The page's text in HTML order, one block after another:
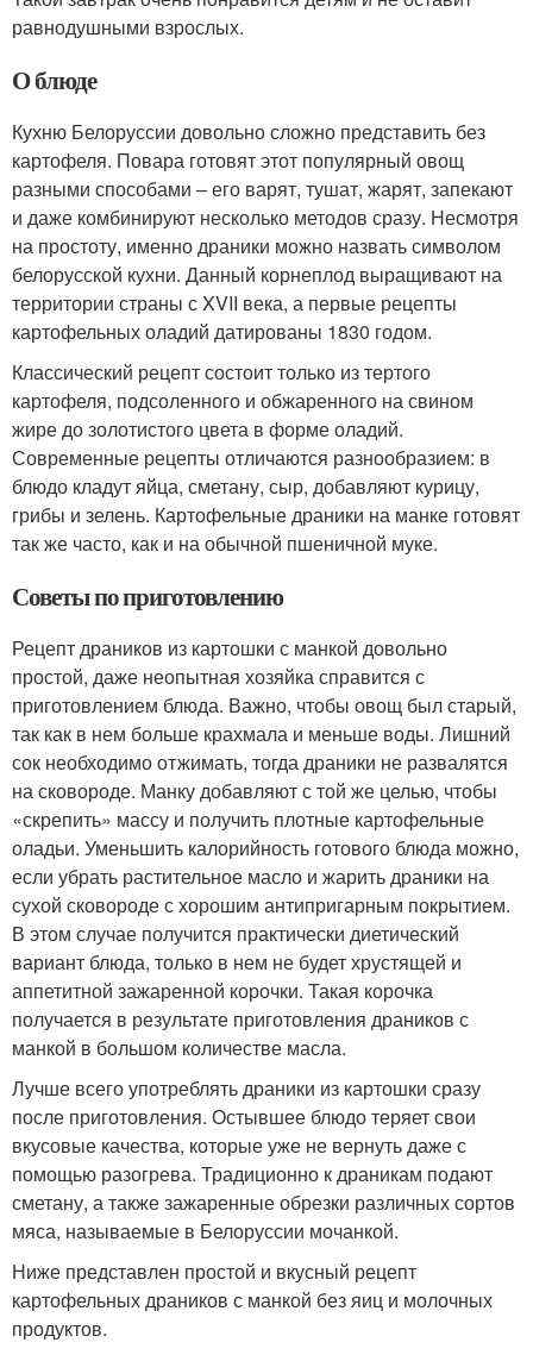
равнодушными взрослых.
О блюде
Кухню Белоруссии довольно сложно представить без
картофеля. Повара готовят этот популярный овощ
разными способами – его варят, тушат, жарят, запекают
и даже комбинируют несколько методов сразу. Несмотря
на простоту, именно драники можно назвать символом
белорусской кухни. Данный корнеплод выращивают на
территории страны с XVII века, а первые рецепты
картофельных оладий датированы 1830 годом.
Классический рецепт состоит только из тертого
картофеля, подсоленного и обжаренного на свином
жире до золотистого цвета в форме оладий.
Современные рецепты отличаются разнообразием: в
блюдо кладут яйца, сметану, сыр, добавляют курицу,
грибы и зелень. Картофельные драники на манке готовят
так же часто, как и на обычной пшеничной муке.
Советы по приготовлению
Рецепт драников из картошки с манкой довольно
простой, даже неопытная хозяйка справится с
приготовлением блюда. Важно, чтобы овощ был старый,
так как в нем больше крахмала и меньше воды. Лишний
сок необходимо отжимать, тогда драники не развалятся
на сковороде. Манку добавляют с той же целью, чтобы
«скрепить» массу и получить плотные картофельные
оладьи. Уменьшить калорийность готового блюда можно,
если убрать растительное масло и жарить драники на
сухой сковороде с хорошим антипригарным покрытием.
В этом случае получится практически диетический
вариант блюда, только в нем не будет хрустящей и
аппетитной зажаренной корочки. Такая корочка
получается в результате приготовления драников с
манкой в большом количестве масла.
Лучше всего употреблять драники из картошки сразу
после приготовления. Остывшее блюдо теряет свои
вкусовые качества, которые уже не вернуть даже с
помощью разогрева. Традиционно к драникам подают
сметану, а также зажаренные обрезки различных сортов
мяса, называемые в Белоруссии мочанкой.
Ниже представлен простой и вкусный рецепт
картофельных драников с манкой без яиц и молочных
продуктов.